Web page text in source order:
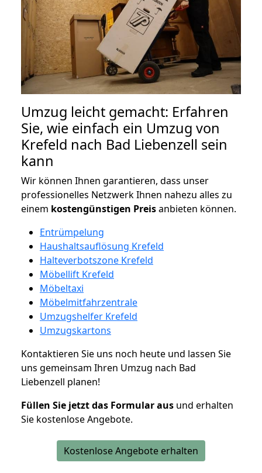
Umzug leicht gemacht: Erfahren
Sie, wie einfach ein Umzug von
Krefeld nach Bad Liebenzell sein
kann
Wir können Ihnen garantieren, dass unser
professionelles Netzwerk Ihnen nahezu alles zu
einem kostengünstigen Preisanbieten können.
Entrümpelung
Haushaltsauflösung Krefeld
Halteverbotszone Krefeld
Möbellift Krefeld
Möbeltaxi
Möbelmitfahrzentrale
Umzugshelfer Krefeld
Umzugskartons
Kontaktieren Sie uns noch heute und lassen Sie
uns gemeinsam Ihren Umzug nach Bad
Liebenzell planen!
Füllen Sie jetzt das Formular aus und erhalten
Sie kostenlose Angebote.
Kostenlose Angebote erhalten